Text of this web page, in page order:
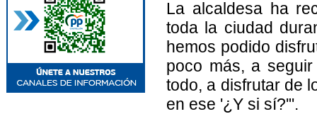
La alcaldesa ha
toda la ciudad
hemos podido
poco más, a
todo, a disfrutar de
en ese '¿Y si sí?'".